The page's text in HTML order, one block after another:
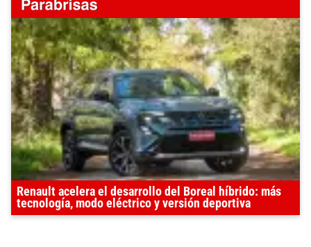
Renault acelera el desarrollo del Boreal híbrido: más
tecnología, modo eléctrico y versión deportiva